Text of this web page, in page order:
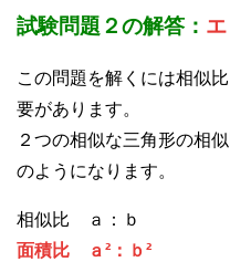
試験問題２の解答： エ
この問題を解くには相似
要があります。
２つの相似な三角形の相
のようになります。
相似比 ａ：ｂ
面積比 ａ²：ｂ²